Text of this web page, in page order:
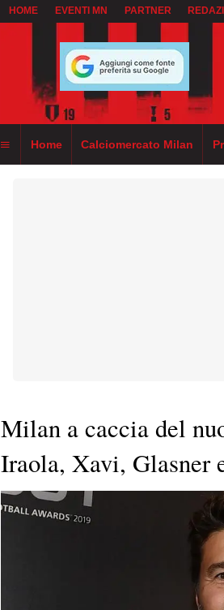
HOME EVENTI MN PARTNER
Home Calciomercato Milan
Milan a caccia del
Iraola, Xavi, Glasner